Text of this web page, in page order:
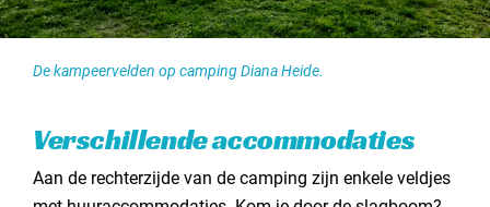
De kampeervelden op camping Diana Heide.
Verschillende accommodaties
Aan de rechterzijde van de camping zijn enkele veldjes